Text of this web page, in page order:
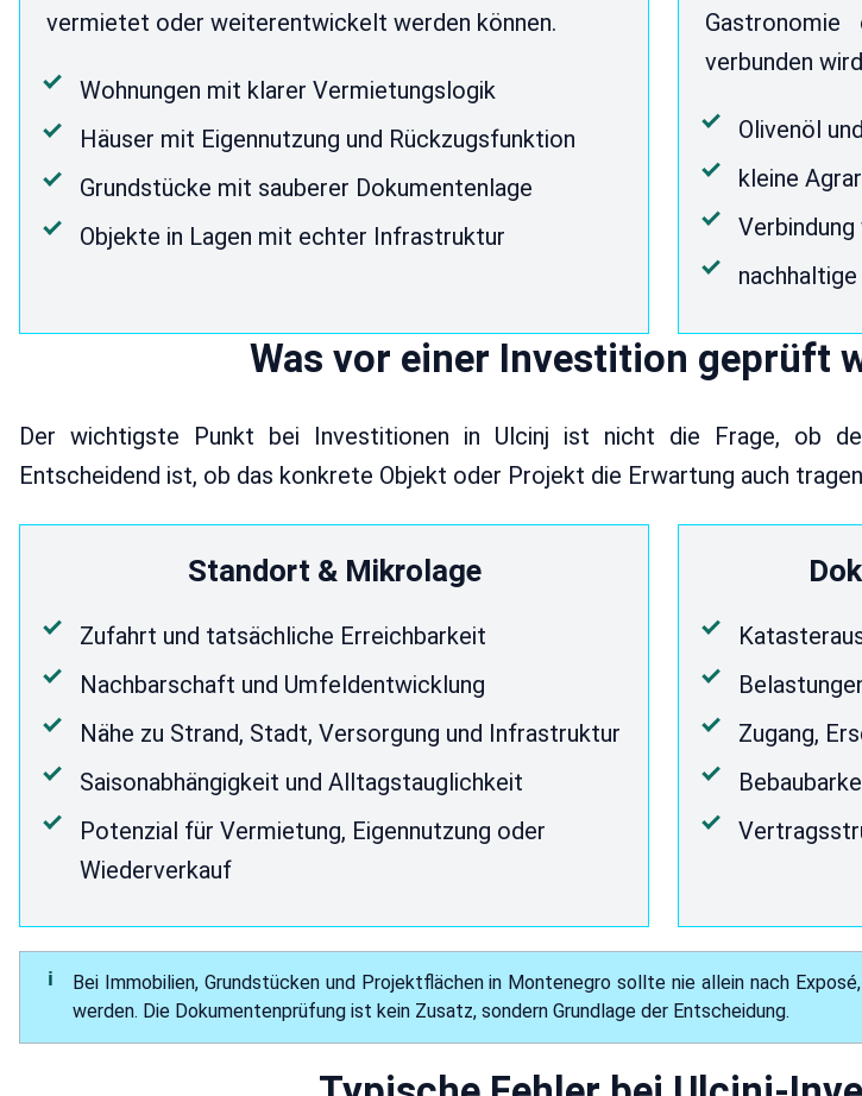
vermietet oder weiterentwickelt werden können.
Wohnungen mit klarer Vermietungslogik
Häuser mit Eigennutzung und Rückzugsfunktion
Grundstücke mit sauberer Dokumentenlage
Objekte in Lagen mit echter Infrastruktur
Gastronomie
verbunden
Olivenöl
kleine
Was vor einer Investition geprüft
Der wichtigste Punkt bei Investitionen in Ulcinj ist nicht die Frage, ob
Entscheidend ist, ob das konkrete Objekt oder Projekt die Erwartung auch
Standort & Mikrolage
Zufahrt und tatsächliche Erreichbarkeit
Nachbarschaft und Umfeldentwicklung
Nähe zu Strand, Stadt, Versorgung und Infrastruktur
Saisonabhängigkeit und Alltagstauglichkeit
Potenzial für Vermietung, Eigennutzung oder
Wiederverkauf
Zugang,
Bei Immobilien, Grundstücken und Projektflächen in Montenegro sollte nie allein nach
werden. Die Dokumentenprüfung ist kein Zusatz, sondern Grundlage der Entscheidung.